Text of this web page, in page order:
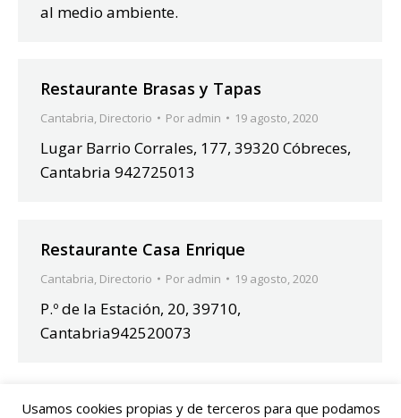
al medio ambiente.
Restaurante Brasas y Tapas
Cantabria, Directorio Por admin 19 agosto, 2020
Lugar Barrio Corrales, 177, 39320 Cóbreces,
Cantabria 942725013
Restaurante Casa Enrique
Cantabria, Directorio Por admin 19 agosto, 2020
P.º de la Estación, 20, 39710,
Cantabria942520073
Usamos cookies propias y de terceros para que podamos